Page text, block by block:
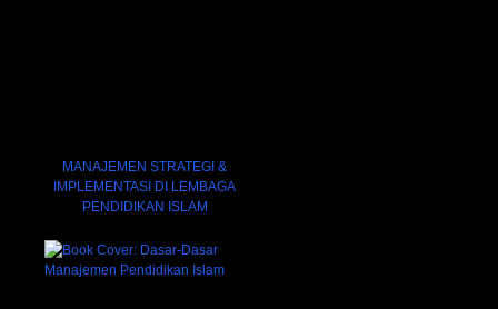
MANAJEMEN STRATEGI &
IMPLEMENTASI DI LEMBAGA
PENDIDIKAN ISLAM